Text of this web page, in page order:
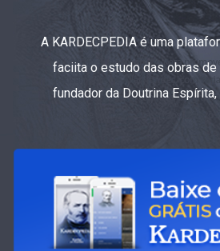
A KARDECPEDIA é uma
faciita o estudo das obras de
fundador da Doutrina